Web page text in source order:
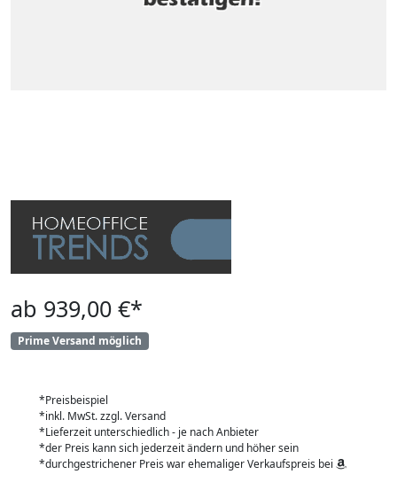
ab 939,00 €*
Prime Versand möglich
*Preisbeispiel
*inkl. MwSt. zzgl. Versand
*Lieferzeit unterschiedlich - je nach Anbieter
*der Preis kann sich jederzeit ändern und höher sein
*durchgestrichener Preis war ehemaliger Verkaufspreis bei